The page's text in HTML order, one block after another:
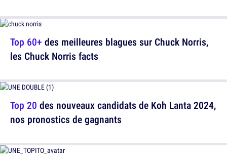
Top 20 des nouveaux candidats de Koh Lanta 2024,
nos pronostics de gagnants
Top 60+ des meilleures blagues sur Chuck Norris,
les Chuck Norris facts